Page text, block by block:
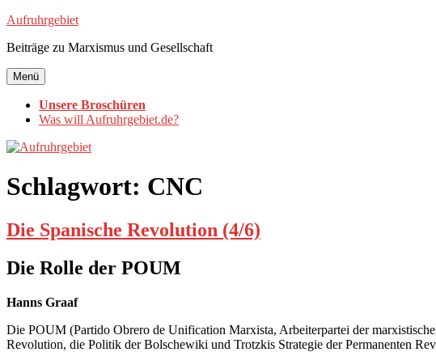
Zum
springen
Aufruhrgebiet
Beiträge zu Marxismus und Gesellschaft
Menü
Unsere Broschüren
Was will Aufruhrgebiet.de?
Schlagwort: CNC
Die Spanische Revolution (4/6)
Die Rolle der POUM
Hanns Graaf
Die POUM (Partido Obrero de Unification Marxista, Arbeiterpartei der
Revolution, die Politik der Bolschewiki und Trotzkis Strategie der Permanenten